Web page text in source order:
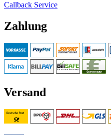
Callback Service
Zahlung
Versand